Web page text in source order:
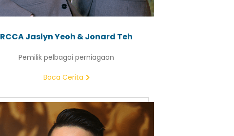
RCCA Jaslyn Yeoh & Jonard Teh
Pemilik pelbagai perniagaan
Baca Cerita